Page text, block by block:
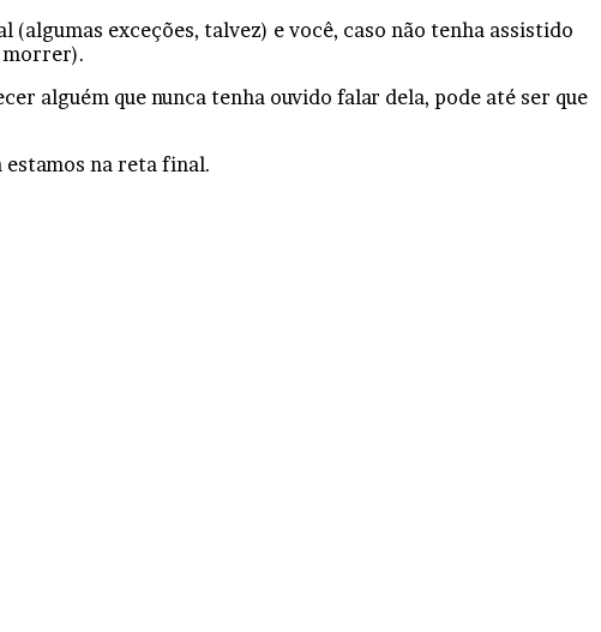
(algumas exceções, talvez) e você, caso não tenha assistido
morrer).
alguém que nunca tenha ouvido falar dela, pode até ser que
estamos na reta final.